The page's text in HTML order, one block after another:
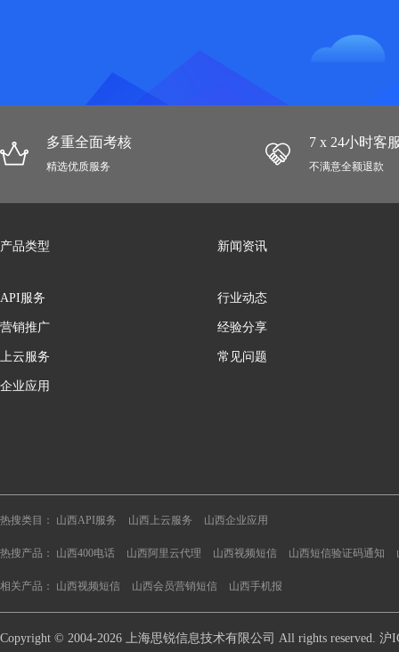
多重全面考核
精选优质服务
7 x 24小时客
不满意全额退款
产品类型
API服务
营销推广
上云服务
企业应用
新闻资讯
行业动态
经验分享
常见问题
热搜类目： 山西API服务 山西上云服务 山西企业应用
热搜产品： 山西400电话 山西阿里云代理 山西视频短信 山西短信验证码通知
相关产品： 山西视频短信 山西会员营销短信 山西手机报
Copyright © 2004-2026 上海思锐信息技术有限公司 All rights reserved. 沪